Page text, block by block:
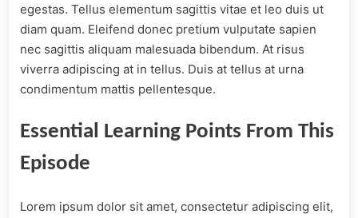
egestas. Tellus elementum sagittis vitae et leo duis ut
diam quam. Eleifend donec pretium vulputate sapien
nec sagittis aliquam malesuada bibendum. At risus
viverra adipiscing at in tellus. Duis at tellus at urna
condimentum mattis pellentesque.
Essential Learning Points From This
Episode
Lorem ipsum dolor sit amet, consectetur adipiscing elit,